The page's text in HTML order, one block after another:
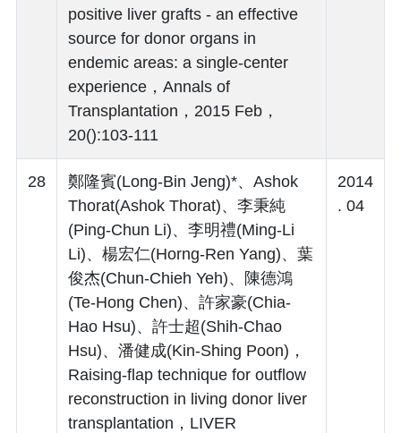
positive liver grafts - an effective
source for donor organs in
endemic areas: a single-center
experience，Annals of
Transplantation，2015 Feb，
20():103-111
28
鄭隆賓(Long-Bin Jeng)*、Ashok
Thorat(Ashok Thorat)、李秉純
(Ping-Chun Li)、李明禮(Ming-Li
Li)、楊宏仁(Horng-Ren Yang)、葉
俊杰(Chun-Chieh Yeh)、陳德鴻
(Te-Hong Chen)、許家豪(Chia-
Hao Hsu)、許士超(Shih-Chao
Hsu)、潘健成(Kin-Shing Poon)，
Raising-flap technique for outflow
reconstruction in living donor liver
transplantation，LIVER
2014
. 04